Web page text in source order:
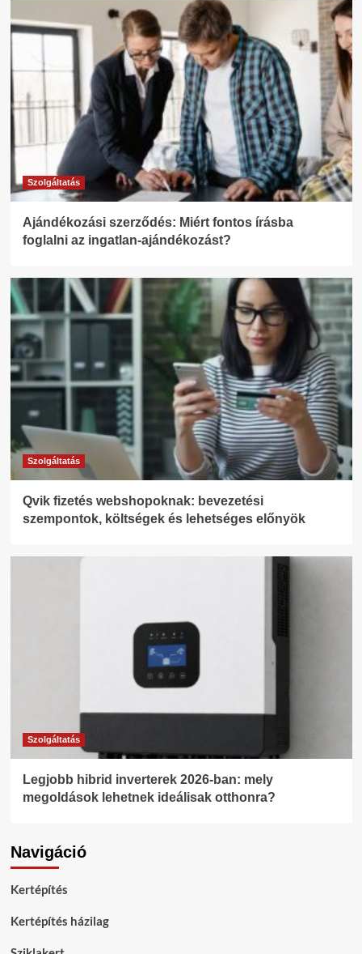
Szolgáltatás
Ajándékozási szerződés: Miért fontos írásba
foglalni az ingatlan-ajándékozást?
Szolgáltatás
Qvik fizetés webshopoknak: bevezetési
szempontok, költségek és lehetséges előnyök
Szolgáltatás
Legjobb hibrid inverterek 2026-ban: mely
megoldások lehetnek ideálisak otthonra?
Navigáció
Kertépítés
Kertépítés házilag